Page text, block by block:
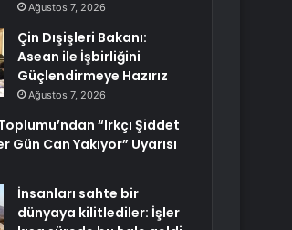
Ağustos 7, 2026
Çin Dışişleri Bakanı:
Asean ile İşbirliğini
Güçlendirmeye Hazırız
Ağustos 7, 2026
“Irkçı Şiddet
Gün Can Yakıyor” Uyarısı
İnsanları sahte bir
dünyaya kilitlediler: İşler